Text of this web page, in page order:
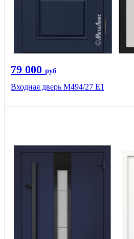
79 000 руб
Входная дверь М494/27 Е1